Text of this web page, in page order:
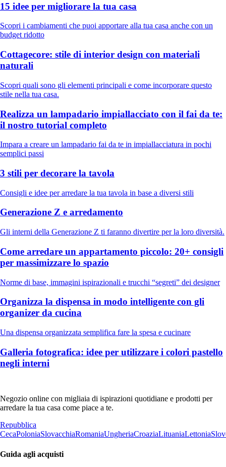
15 idee per migliorare la tua casa
Scopri i cambiamenti che puoi apportare alla tua casa anche con un
budget ridotto
Cottagecore: stile di interior design con materiali
naturali
Scopri quali sono gli elementi principali e come incorporare questo
stile nella tua casa.
Realizza un lampadario impiallacciato con il fai da te:
il nostro tutorial completo
Impara a creare un lampadario fai da te in impiallacciatura in pochi
semplici passi
3 stili per decorare la tavola
Consigli e idee per arredare la tua tavola in base a diversi stili
Generazione Z e arredamento
Gli interni della Generazione Z ti faranno divertire per la loro diversità.
Come arredare un appartamento piccolo: 20+ consigli
per massimizzare lo spazio
Norme di base, immagini ispirazionali e trucchi “segreti” dei designer
Organizza la dispensa in modo intelligente con gli
organizer da cucina
Una dispensa organizzata semplifica fare la spesa e cucinare
Galleria fotografica: idee per utilizzare i colori pastello
negli interni
Negozio online con migliaia di ispirazioni quotidiane e prodotti per
arredare la tua casa come piace a te.
Repubblica
CecaPoloniaSlovacchiaRomaniaUngheriaCroaziaLituaniaLettonia
Guida agli acquisti